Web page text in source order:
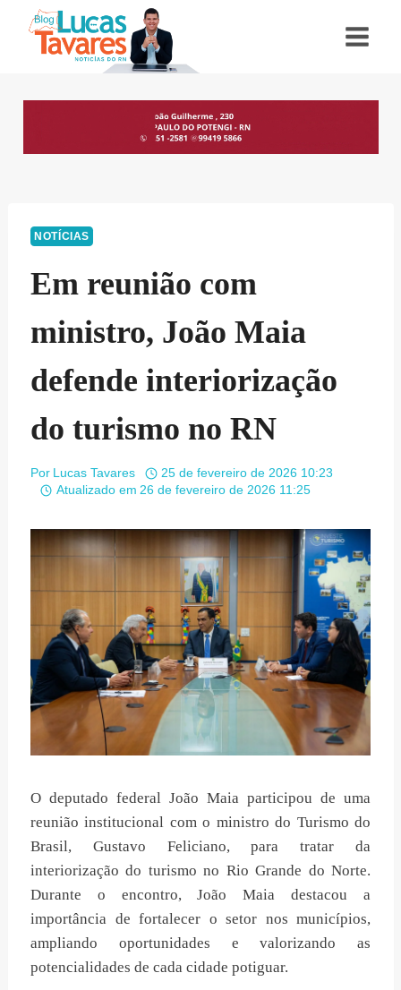
NOTÍCIAS
Em reunião com
ministro, João Maia
defende interiorização
do turismo no RN
Por Lucas Tavares
25 de fevereiro de 2026 10:23
Atualizado em 26 de fevereiro de 2026 11:25
O deputado federal João Maia participou de uma
reunião institucional com o ministro do Turismo do
Brasil, Gustavo Feliciano, para tratar da
interiorização do turismo no Rio Grande do Norte.
Durante o encontro, João Maia destacou a
importância de fortalecer o setor nos municípios,
ampliando oportunidades e valorizando as
potencialidades de cada cidade potiguar.